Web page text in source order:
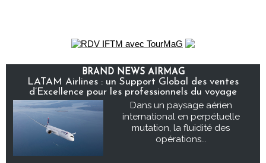
BRAND NEWS AIRMAG
LATAM Airlines : un Support Global des ventes
d’Excellence pour les professionnels du voyage
Dans un paysage aérien
international en perpétuelle
mutation, la fluidité des
opérations...